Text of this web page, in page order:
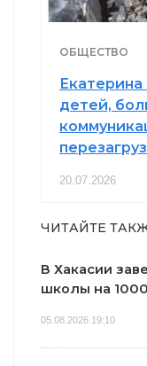
ОБЩЕСТВО
детей,
20.07.2026
ЧИТАЙТЕ
В Хакасии
школы на
05.08.2026 19:10